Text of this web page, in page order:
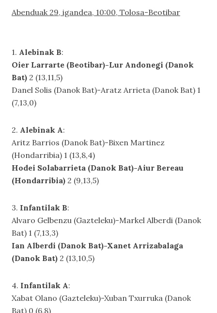
Abenduak 29, igandea, 10:00, Tolosa-Beotibar
1. Alebinak B:
Oier Larrarte (Beotibar)-Lur Andonegi (Danok
Bat) 2 (13,11,5)
Danel Solis (Danok Bat)-Aratz Arrieta (Danok Bat) 1
(7,13,0)
2. Alebinak A:
Aritz Barrios (Danok Bat)-Bixen Martinez
(Hondarribia) 1 (13,8,4)
Hodei Solabarrieta (Danok Bat)-Aiur Bereau
(Hondarribia) 2 (9,13,5)
3. Infantilak B:
Alvaro Gelbenzu (Gazteleku)-Markel Alberdi (Danok
Bat) 1 (7,13,3)
Ian Alberdi (Danok Bat)-Xanet Arrizabalaga
(Danok Bat) 2 (13,10,5)
4. Infantilak A:
Xabat Olano (Gazteleku)-Xuban Txurruka (Danok
Bat) 0 (6,8)